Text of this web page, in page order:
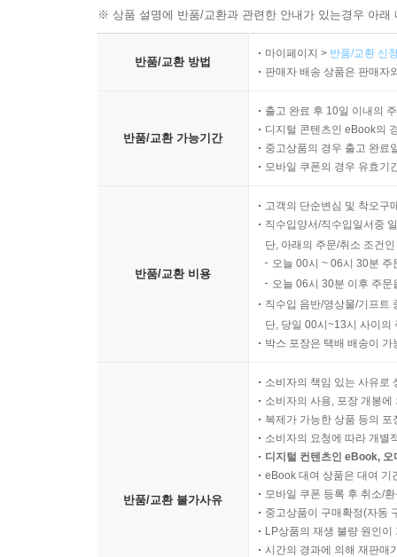
믿기 어렵겠지만 [미래소년 코난]은 2000년대 한
봉준호 감독이 [미래소년 코난]의 소녀 버전을
추억과 가치를 동시에 잡은 고전의 재발견
애니메이션 속 코난의 모험은 인더스트리아가
하이하버 섬은, 멸망을 불러일으킨 탐욕적인
보여주는 공간이다. 미야자키 하야오는 인간성을
신뢰와 애정을 포기하지 않은 것이다.
[미래소년 코난]은 현재까지 일관되게 전달되는
메시지를 담고 있었다는 것을 당시엔 알 수 없었
녹아 있음을 발견하게 된다. 이로써 추억의 명작
고전을 즐기는 새로운 방법 제안
43년의 시간을 뛰어넘어 새로운 아트워크로 재
캐릭터의 매력을 잘 살릴 수 있는 이미지를 선별
스티커를 붙이다 보면 마치 퍼즐을 맞추는 것
그림들이 내 손끝으로 따라 점차 현실감 있는
아트워크, 오리지널 드로잉 등 책에서만 만날 수
※ 상품 설명에 반품/교환과 관련한 안내가 있는경우 아
반품/교환 방법
마이페이지 > 반품/교환 신
판매자 배송 상품은 판매자
반품/교환 가능기간
출고 완료 후 10일 이내의
디지털 콘텐츠인 eBook의
중고상품의 경우 출고 완료
모바일 쿠폰의 경우 유효기
반품/교환 비용
고객의 단순변심 및 착오구
직수입양서/직수입일서중
단, 아래의 주문/취소 조건
오늘 00시 ~ 06시 30분
오늘 06시 30분 이후 주
직수입 음반/영상물/기프트
단, 당일 00시~13시 사이의
박스 포장은 택배 배송이
반품/교환 불가사유
소비자의 책임 있는 사유로
소비자의 사용, 포장 개봉
복제가 가능한 상품 등의
소비자의 요청에 따라 개별
디지털 컨텐츠인 eBook,
eBook 대여 상품은 대여 기
모바일 쿠폰 등록 후 취소/
중고상품이 구매확정(자동
LP상품의 재생 불량 원인
시간의 경과에 의해 재판매